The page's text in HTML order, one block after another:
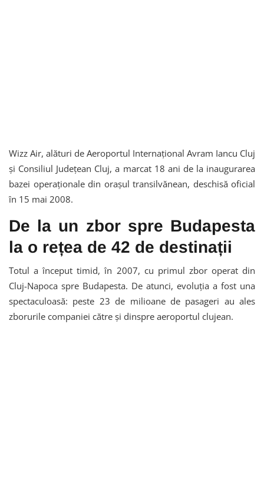
Wizz Air, alături de Aeroportul Internațional Avram Iancu Cluj
și Consiliul Județean Cluj, a marcat 18 ani de la inaugurarea
bazei operaționale din orașul transilvănean, deschisă oficial
în 15 mai 2008.
De la un zbor spre Budapesta
la o rețea de 42 de destinații
Totul a început timid, în 2007, cu primul zbor operat din
Cluj-Napoca spre Budapesta. De atunci, evoluția a fost una
spectaculoasă: peste 23 de milioane de pasageri au ales
zborurile companiei către și dinspre aeroportul clujean.